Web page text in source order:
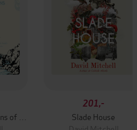
201,-
Slade House